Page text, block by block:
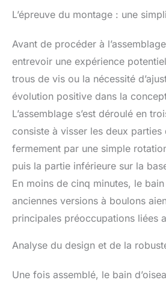
L’épreuve du montage : une
Avant de procéder à
entrevoir une expérience
trous de vis ou la nécessité
évolution positive dans la
L’assemblage s’est déroulé en
consiste à visser les deux parties
fermement par une simple
puis la partie inférieure sur la
En moins de cinq minutes, le
anciennes versions à boulons
principales préoccupations liées
Analyse du design et de la
Une fois assemblé, le bain